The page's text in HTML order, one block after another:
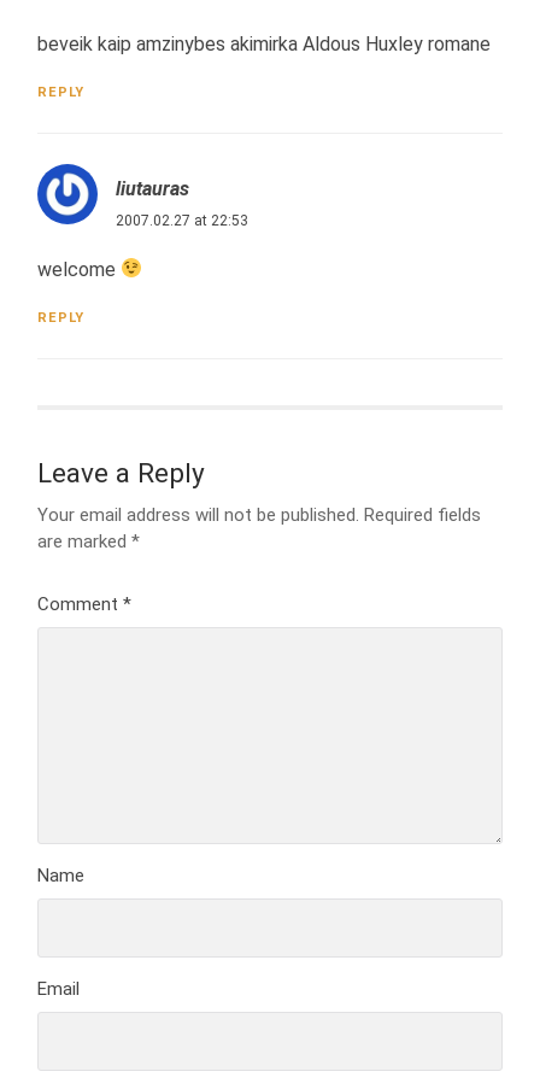
beveik kaip amzinybes akimirka Aldous Huxley romane
REPLY
liutauras
2007.02.27 at 22:53
welcome
REPLY
Leave a Reply
Your email address will not be published. Required fields
are marked*
Comment*
Name
Email